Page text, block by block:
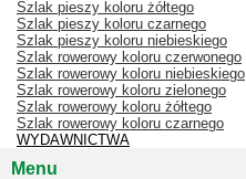
Szlak pieszy koloru żółtego
Szlak pieszy koloru czarnego
Szlak pieszy koloru niebieskiego
Szlak rowerowy koloru czerwonego
Szlak rowerowy koloru niebieskiego
Szlak rowerowy koloru zielonego
Szlak rowerowy koloru żółtego
Szlak rowerowy koloru czarnego
WYDAWNICTWA
Menu